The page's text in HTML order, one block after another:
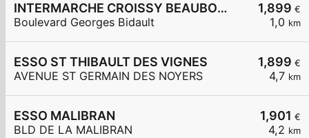
1,899 €
1,0 km
INTERMARCHE CROISSY BEAUBOURG
Boulevard Georges Bidault
1,899 €
4,7 km
ESSO ST THIBAULT DES VIGNES
AVENUE ST GERMAIN DES NOYERS
1,901 €
4,2 km
ESSO MALIBRAN
BLD DE LA MALIBRAN